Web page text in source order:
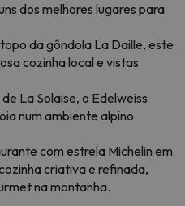
dos melhores lugares para
da gôndola La Daille, este
cozinha local e vistas
La Solaise, o Edelweiss
num ambiente alpino
com estrela Michelin em
criativa e refinada,
na montanha.